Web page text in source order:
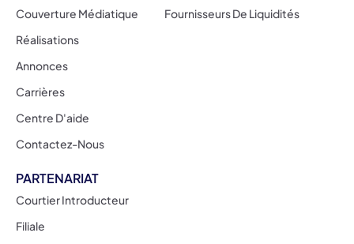
Couverture Médiatique
Réalisations
Annonces
Carrières
Centre D'aide
Contactez-Nous
Fournisseurs De Liquidités
PARTENARIAT
Courtier Introducteur
Filiale